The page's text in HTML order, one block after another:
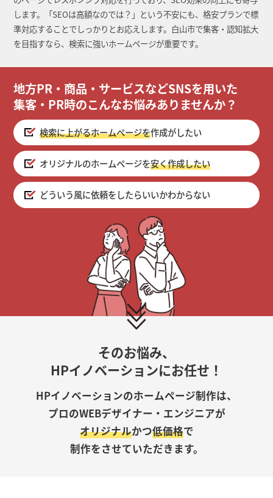
します。「SEOは高額なのでは？」という不安にも、格安プランで標
準対応することでしっかりとお応えします。白山市で集客・認知拡大
を目指すなら、検索に強いホームページが重要です。
地方PR・商品・サービスなどSNSを用いた
集客・PR時のこんなお悩みありませんか？
検索に上がるホームページを作成がしたい
オリジナルのホームページを安く作成したい
どういう風に依頼をしたらいいかわからない
そのお悩み、
HPイノベーションにお任せ！
HPイノベーションのホームページ制作は、
プロのWEBデザイナー・エンジニアが
オリジナルかつ低価格で
制作をさせていただきます。